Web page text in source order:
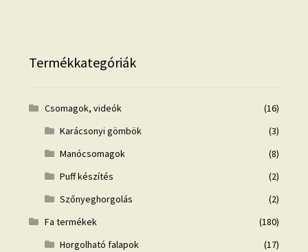
Termékkategóriák
Csomagok, videók
(16)
Karácsonyi gömbök
(3)
Manócsomagok
(8)
Puff készítés
(2)
Szőnyeghorgolás
(2)
Fa termékek
(180)
Horgolható falapok
(17)